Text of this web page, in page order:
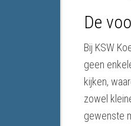
De
Bij KSW
geen
kijken,
zowel
gewenste